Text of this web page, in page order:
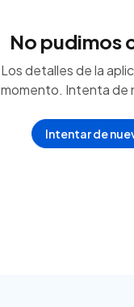
No pudimos
Los detalles de la
momento. Intenta de
Intentar de